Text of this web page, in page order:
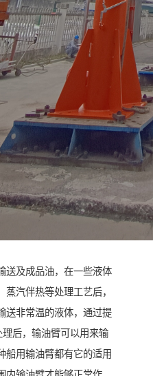
送及成品油，在一些液体
汽伴热等处理工艺后，
送非常温的液体，通过提
后，输油臂可以用来输
船用输油臂都有它的适用